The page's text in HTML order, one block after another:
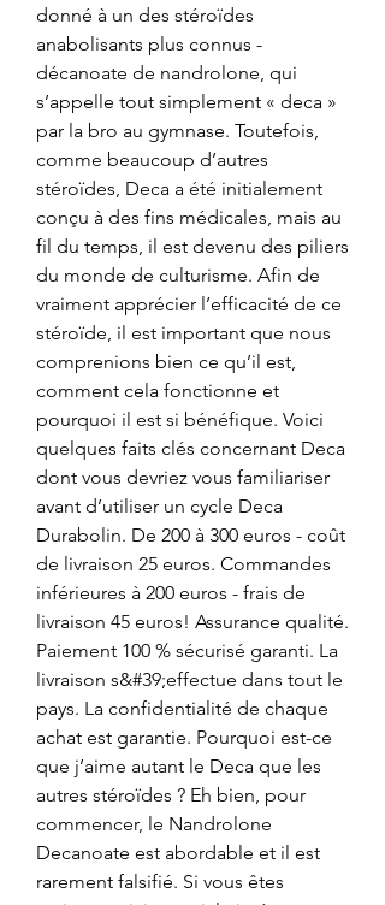
donné à un des stéroïdes
anabolisants plus connus -
décanoate de nandrolone, qui
s’appelle tout simplement « deca »
par la bro au gymnase. Toutefois,
comme beaucoup d’autres
stéroïdes, Deca a été initialement
conçu à des fins médicales, mais au
fil du temps, il est devenu des piliers
du monde de culturisme. Afin de
vraiment apprécier l’efficacité de ce
stéroïde, il est important que nous
comprenions bien ce qu’il est,
comment cela fonctionne et
pourquoi il est si bénéfique. Voici
quelques faits clés concernant Deca
dont vous devriez vous familiariser
avant d’utiliser un cycle Deca
Durabolin. De 200 à 300 euros - coût
de livraison 25 euros. Commandes
inférieures à 200 euros - frais de
livraison 45 euros! Assurance qualité.
Paiement 100 % sécurisé garanti. La
livraison s&#39;effectue dans tout le
pays. La confidentialité de chaque
achat est garantie. Pourquoi est-ce
que j’aime autant le Deca que les
autres stéroïdes ? Eh bien, pour
commencer, le Nandrolone
Decanoate est abordable et il est
rarement falsifié. Si vous êtes